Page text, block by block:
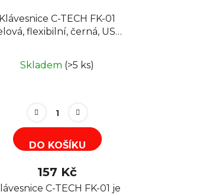
Klávesnice C-TECH FK-01
flexibilní, černá, USB,
Skladem (>5 ks)
DO KOŠÍKU
157 Kč
C-TECH FK-01 je